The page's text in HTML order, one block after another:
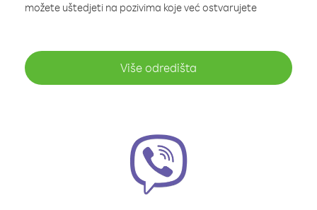
možete uštedjeti na pozivima koje već ostvarujete
Više odredišta